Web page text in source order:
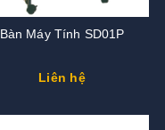
Bàn Máy Tính SD01P
Liên hệ